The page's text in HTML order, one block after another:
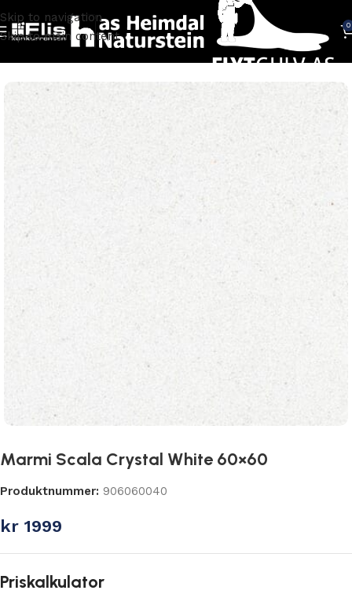
Skip to navigation
Skip to main content
0
Marmi Scala Crystal White 60×60
Produktnummer: 906060040
kr 1999
Priskalkulator